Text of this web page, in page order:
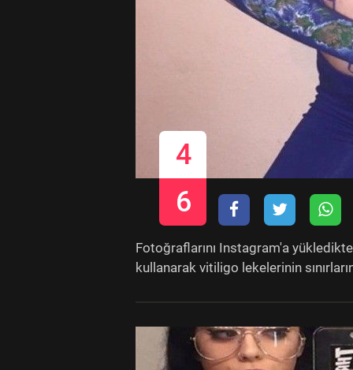
4
6
Fotoğraflarını Instagram'a
kullanarak vitiligo lekelerinin